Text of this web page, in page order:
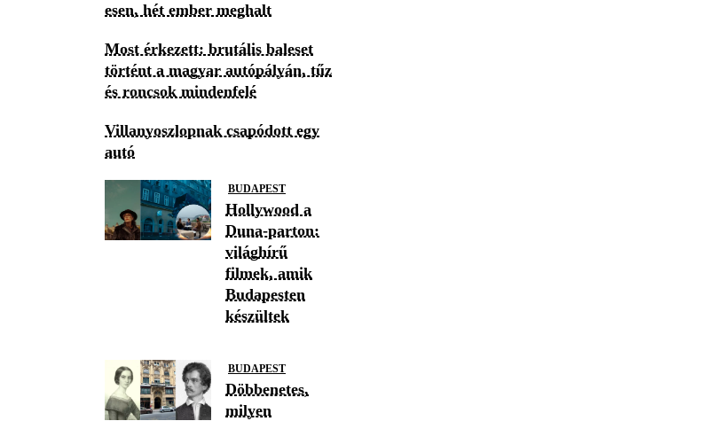
esen, hét ember meghalt
Most érkezett: brutális baleset
történt a magyar autópályán, tűz
és roncsok mindenfelé
Villanyoszlopnak csapódott egy
autó
BUDAPEST
Hollywood a
Duna-parton:
világhírű
filmek, amik
Budapesten
készültek
BUDAPEST
Döbbenetes,
milyen